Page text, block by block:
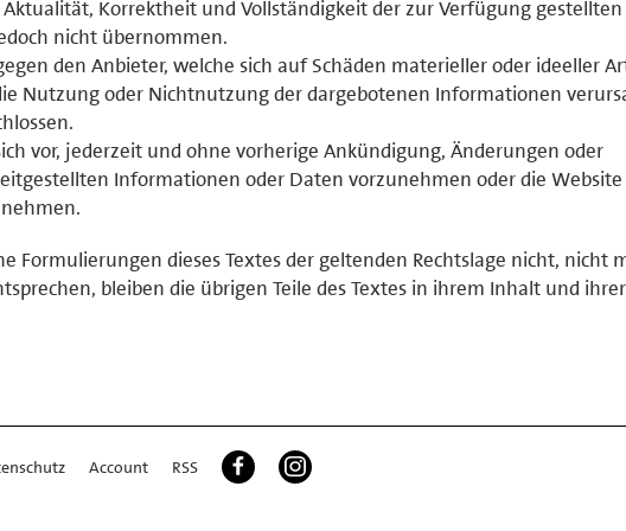
Korrektheit und Vollständigkeit der zur Verfügung gestellten
nicht übernommen.
den Anbieter, welche sich auf Schäden materieller oder ideeller
Nutzung oder Nichtnutzung der dargebotenen Informationen
vor, jederzeit und ohne vorherige Ankündigung, Änderungen oder
Informationen oder Daten vorzunehmen oder die Website
Formulierungen dieses Textes der geltenden Rechtslage nicht, nicht
bleiben die übrigen Teile des Textes in ihrem Inhalt und ihrer
Account RSS